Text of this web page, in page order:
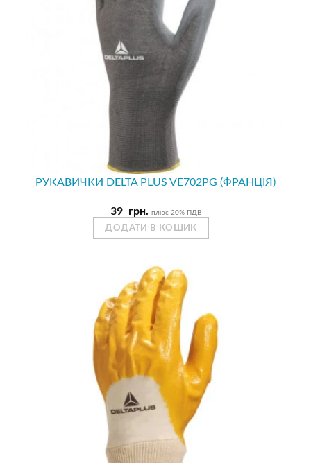
РУКАВИЧКИ DELTA PLUS VE702PG (ФРАНЦІЯ)
39 грн. плюс 20% ПДВ
ДОДАТИ В КОШИК